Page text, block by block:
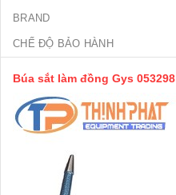
BRAND
CHẾ ĐỘ BẢO HÀNH
Búa sắt làm đồng Gys 053298